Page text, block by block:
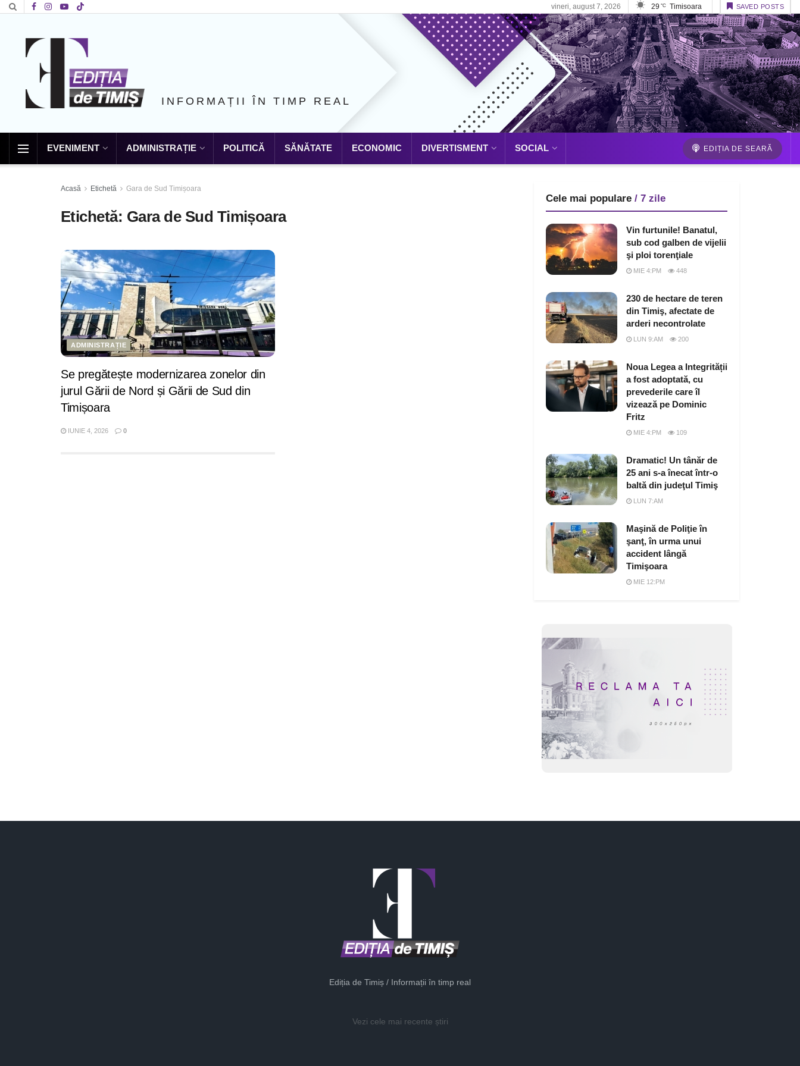
vineri, august 7, 2026 29 °C Timisoara SAVED POSTS
INFORMAȚII ÎN TIMP REAL
EVENIMENT ADMINISTRAȚIE POLITICĂ SĂNĂTATE ECONOMIC DIVERTISMENT SOCIAL EDIȚIA DE SEARĂ
Acasă Etichetă Gara de Sud Timișoara
Etichetă: Gara de Sud Timișoara
ADMINISTRAȚIE
Se pregătește modernizarea zonelor din
jurul Gării de Nord și Gării de Sud din
Timișoara
IUNIE 4, 2026 0
Cele mai populare / 7 zile
Vin furtunile! Banatul,
sub cod galben de vijelii
şi ploi torenţiale
MIE 4:PM 448
230 de hectare de teren
din Timiş, afectate de
arderi necontrolate
LUN 9:AM 200
Noua Legea a Integrității
a fost adoptată, cu
prevederile care îl
vizează pe Dominic
Fritz
MIE 4:PM 109
Dramatic! Un tânăr de
25 ani s-a înecat într-o
baltă din judeţul Timiş
LUN 7:AM
Maşină de Poliţie în
şanţ, în urma unui
accident lângă
Timişoara
MIE 12:PM
Ediția de Timiș / Informații în timp real
Vezi cele mai recente știri